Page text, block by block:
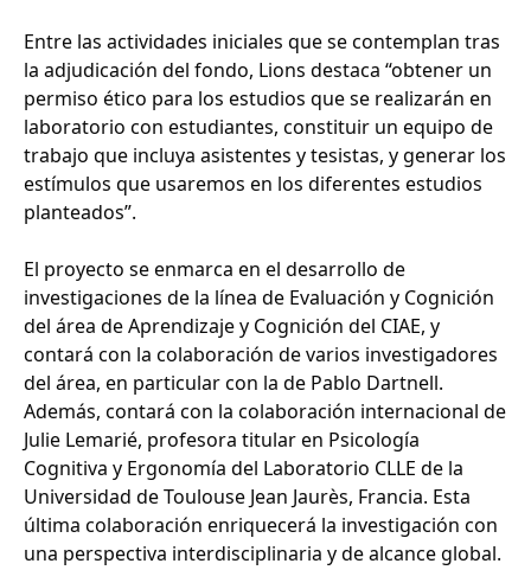
Entre las actividades iniciales que se contemplan tras
la adjudicación del fondo, Lions destaca “obtener un
permiso ético para los estudios que se realizarán en
laboratorio con estudiantes, constituir un equipo de
trabajo que incluya asistentes y tesistas, y generar los
estímulos que usaremos en los diferentes estudios
planteados”.
El proyecto se enmarca en el desarrollo de
investigaciones de la línea de Evaluación y Cognición
del área de Aprendizaje y Cognición del CIAE, y
contará con la colaboración de varios investigadores
del área, en particular con la de Pablo Dartnell.
Además, contará con la colaboración internacional de
Julie Lemarié, profesora titular en Psicología
Cognitiva y Ergonomía del Laboratorio CLLE de la
Universidad de Toulouse Jean Jaurès, Francia. Esta
última colaboración enriquecerá la investigación con
una perspectiva interdisciplinaria y de alcance global.